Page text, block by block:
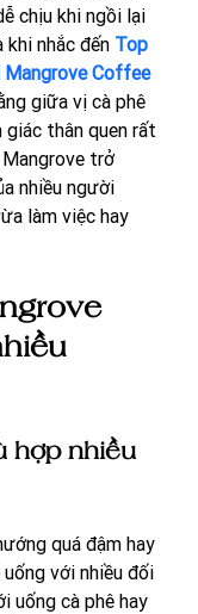
chịu khi ngồi lại
nhắc đến Top
Coffee
giữa vị cà phê
giác thân quen rất
Mangrove trở
nhiều người
làm việc hay
hợp nhiều
quá đậm hay
với nhiều đối
uống cà phê hay